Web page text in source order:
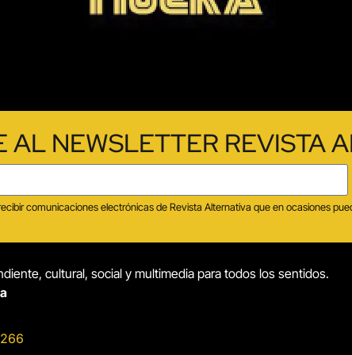
AL NEWSLETTER REVISTA
comunicaciones electrónicas de Revista Alternativa que en ocasiones
cultural, social y multimedia para todos los sentidos.